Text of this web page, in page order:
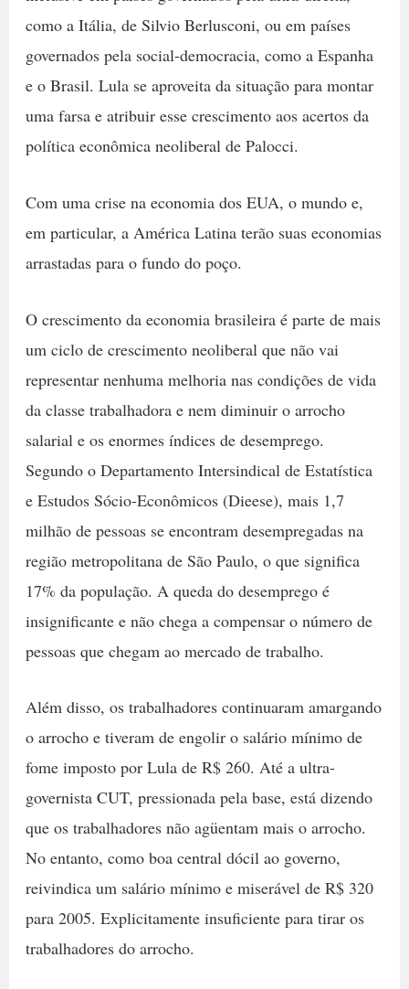
como a Itália, de Silvio Berlusconi, ou em países
governados pela social-democracia, como a Espanha
e o Brasil. Lula se aproveita da situação para montar
uma farsa e atribuir esse crescimento aos acertos da
política econômica neoliberal de Palocci.
Com uma crise na economia dos EUA, o mundo e,
em particular, a América Latina terão suas economias
arrastadas para o fundo do poço.
O crescimento da economia brasileira é parte de mais
um ciclo de crescimento neoliberal que não vai
representar nenhuma melhoria nas condições de vida
da classe trabalhadora e nem diminuir o arrocho
salarial e os enormes índices de desemprego.
Segundo o Departamento Intersindical de Estatística
e Estudos Sócio-Econômicos (Dieese), mais 1,7
milhão de pessoas se encontram desempregadas na
região metropolitana de São Paulo, o que significa
17% da população. A queda do desemprego é
insignificante e não chega a compensar o número de
pessoas que chegam ao mercado de trabalho.
Além disso, os trabalhadores continuaram amargando
o arrocho e tiveram de engolir o salário mínimo de
fome imposto por Lula de R$ 260. Até a ultra-
governista CUT, pressionada pela base, está dizendo
que os trabalhadores não agüentam mais o arrocho.
No entanto, como boa central dócil ao governo,
reivindica um salário mínimo e miserável de R$ 320
para 2005. Explicitamente insuficiente para tirar os
trabalhadores do arrocho.